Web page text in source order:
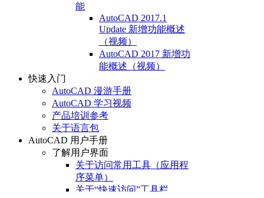
能
AutoCAD 2017.1
Update 新增功能概述
（视频）
AutoCAD 2017 新增功
能概述（视频）
快速入门
AutoCAD 漫游手册
AutoCAD 学习视频
产品培训参考
关于语言包
AutoCAD 用户手册
了解用户界面
关于访问常用工具（应用程
序菜单）
关于“快速访问”工具栏